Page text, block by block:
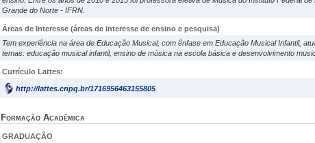
Grande do Norte - IFRN.
Áreas de Interesse (áreas de interesse de ensino e pesquisa)
Tem experiência na área de Educação Musical, com ênfase em Educação Musical Infantil,
temas: educação musical infantil, ensino de música na escola básica e desenvolvimento
Currículo Lattes:
http://lattes.cnpq.br/1716956463155805
Formação Acadêmica
GRADUAÇÃO